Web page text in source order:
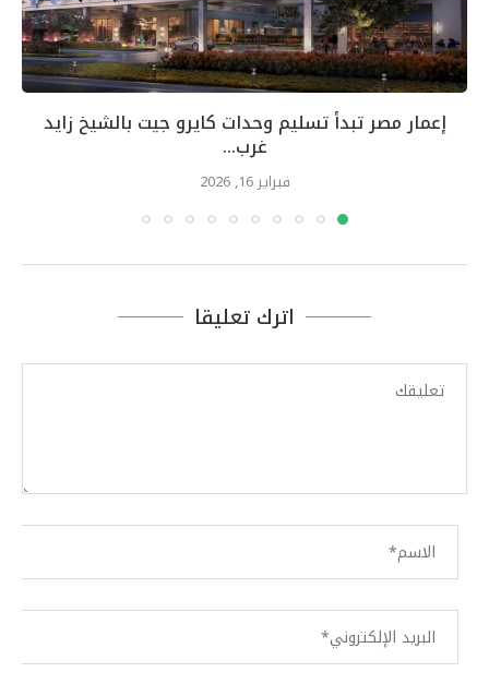
إعمار مصر تبدأ تسليم وحدات كايرو جيت بالشيخ زايد
غرب...
فبراير 16, 2026
اترك تعليقا